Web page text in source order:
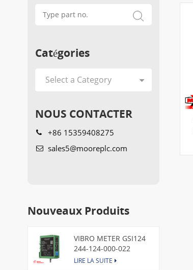
Catégories
NOUS CONTACTER
+86 15359408275
sales5@mooreplc.com
Nouveaux Produits
VIBRO METER GSI124
244-124-000-022
Piezoelectric Pressure
LIRE LA SUITE